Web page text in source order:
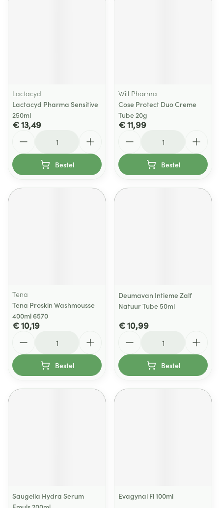
Lactacyd
Lactacyd Pharma Sensitive
250ml
€ 13,49
Bestel
Will Pharma
Cose Protect Duo Creme
Tube 20g
€ 11,99
Bestel
Tena
Tena Proskin Washmousse
400ml 6570
€ 10,19
Bestel
Deumavan Intieme Zalf
Natuur Tube 50ml
€ 10,99
Bestel
Saugella Hydra Serum
Evagynal Fl 100ml